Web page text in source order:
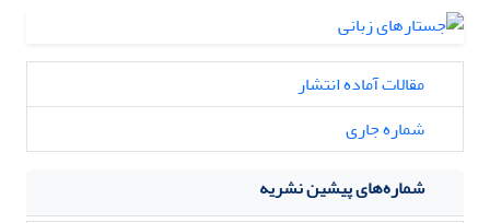
مقالات آماده انتشار
شماره جاری
شماره‌های پیشین نشریه